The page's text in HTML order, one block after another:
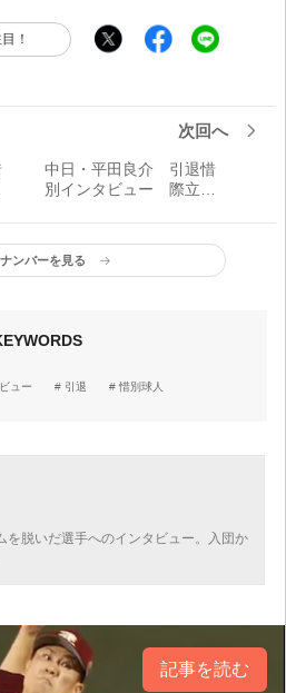
！
次回へ
中日・平田良介 引退惜
別インタビュー 際立っ
番の取り柄は何かと言っ
たら野球力。チームが勝
つために必要な選手でい
ンバーを見る
ュー 引退 惜別球人
を脱いだ選手へのインタビュー。入団か
記事を読む